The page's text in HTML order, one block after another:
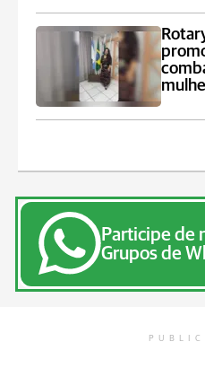
Participe de
Grupos de